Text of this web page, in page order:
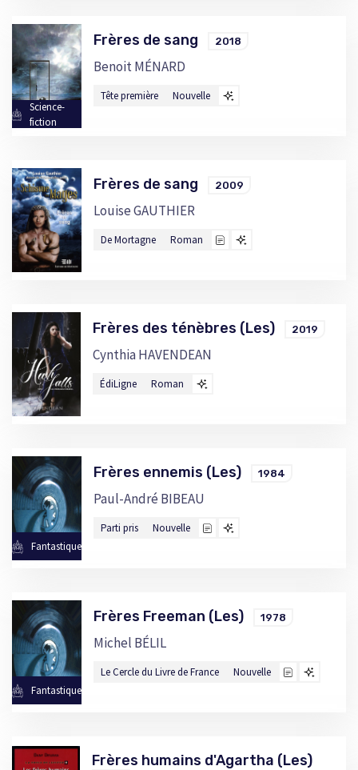
Science-
fiction
Frères de sang 2018
Benoit MÉNARD
Tête première Nouvelle
Frères de sang 2009
Louise GAUTHIER
De Mortagne Roman
Frères des ténèbres (Les) 2019
Cynthia HAVENDEAN
ÉdiLigne Roman
Fantastique
Frères ennemis (Les) 1984
Paul-André BIBEAU
Parti pris Nouvelle
Fantastique
Frères Freeman (Les) 1978
Michel BÉLIL
Le Cercle du Livre de France Nouvelle
Frères humains d'Agartha (Les)